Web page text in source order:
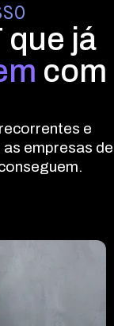
que já
com
e
empresas de